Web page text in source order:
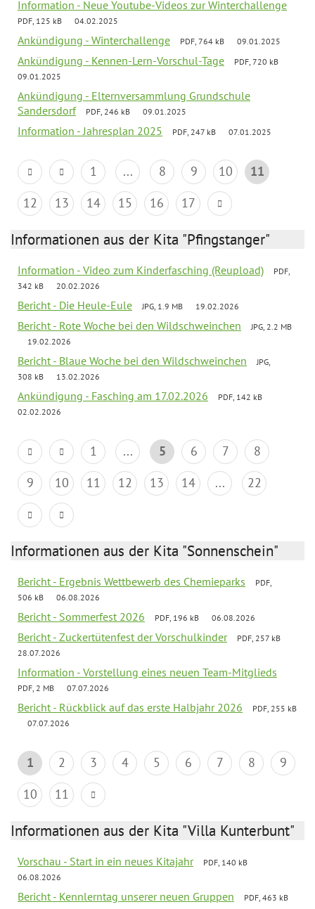
Information - Neue Youtube-Videos zur Winterchallenge
PDF, 125 kB 04.02.2025
Ankündigung - Winterchallenge PDF, 764 kB 09.01.2025
Ankündigung - Kennen-Lern-Vorschul-Tage
PDF, 720 kB
09.01.2025
Ankündigung - Elternversammlung Grundschule
Sandersdorf
PDF, 246 kB 09.01.2025
Information - Jahresplan 2025 PDF, 247 kB 07.01.2025
1 ... 8 9 10
11
12
13 14 15 16 17
Informationen aus der Kita "Pfingstanger"
Information - Video zum Kinderfasching (Reupload)
PDF,
342 kB
20.02.2026
Bericht - Die Heule-Eule JPG, 1.9 MB 19.02.2026
Bericht - Rote Woche bei den Wildschweinchen
JPG, 2.2 MB
19.02.2026
Bericht - Blaue Woche bei den Wildschweinchen
JPG,
308 kB
13.02.2026
Ankündigung - Fasching am 17.02.2026
PDF, 142 kB
02.02.2026
1 ... 5 6 7
8
9
10 11 12 13 14 ... 22
Informationen aus der Kita "Sonnenschein"
Bericht - Ergebnis Wettbewerb des Chemieparks
PDF,
506 kB
06.08.2026
Bericht - Sommerfest 2026 PDF, 196 kB 06.08.2026
Bericht - Zuckertütenfest der Vorschulkinder
PDF, 257 kB
28.07.2026
Information - Vorstellung eines neuen Team-Mitglieds
PDF, 2 MB 07.07.2026
Bericht - Rückblick auf das erste Halbjahr 2026
PDF, 255 kB
07.07.2026
1 2 3 4 5 6 7 8
9
10
11
Informationen aus der Kita "Villa Kunterbunt"
Vorschau - Start in ein neues Kitajahr
PDF, 140 kB
06.08.2026
Bericht - Kennlerntag unserer neuen Gruppen
PDF, 463 kB